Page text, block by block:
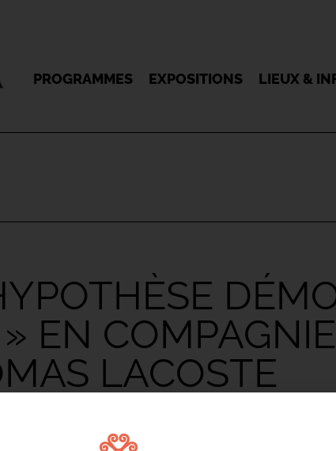
PROGRAMMES EXPOSITIONS LIEUX &
EN
LACOSTE